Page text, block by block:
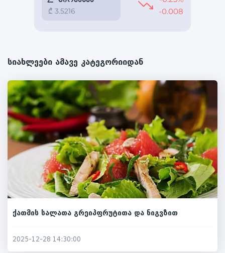
სიახლეები ამავე კატეგორიიდან
ქათმის სალათა გრეიპფრუტითა და ნიგვზით
2025-12-28 14:30:00